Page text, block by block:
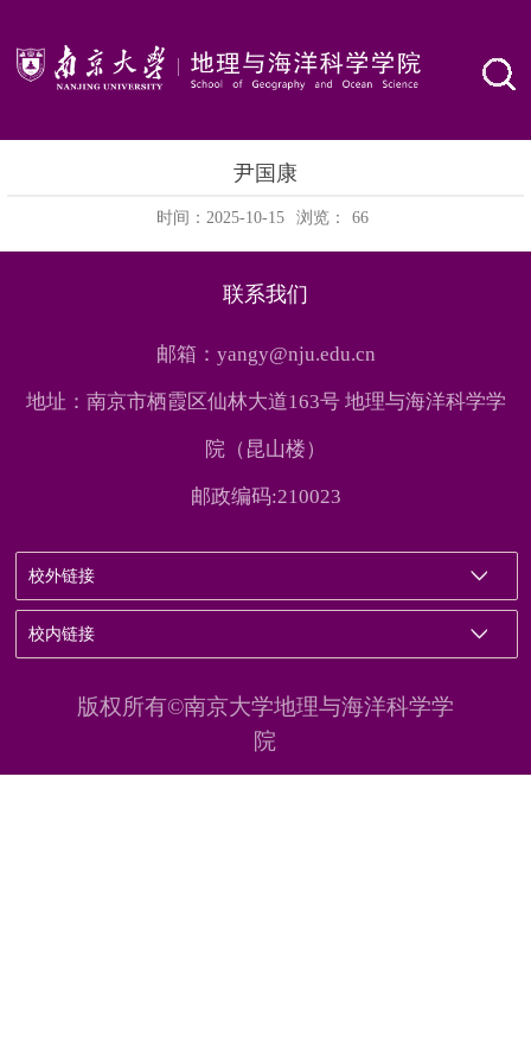
尹国康
时间：2025-10-15 浏览： 66
联系我们
邮箱：yangy@nju.edu.cn
地址：南京市栖霞区仙林大道163号 地理与海洋科学学
院（昆山楼）
邮政编码:210023
校外链接
校内链接
版权所有©南京大学地理与海洋科学学
院